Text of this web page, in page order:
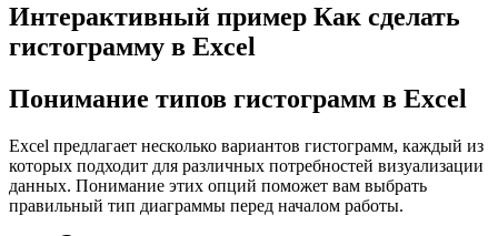
Интерактивный пример Как сделать
гистограмму в Excel
Понимание типов гистограмм в Excel
Excel предлагает несколько вариантов гистограмм, каждый из
которых подходит для различных потребностей визуализации
данных. Понимание этих опций поможет вам выбрать
правильный тип диаграммы перед началом работы.